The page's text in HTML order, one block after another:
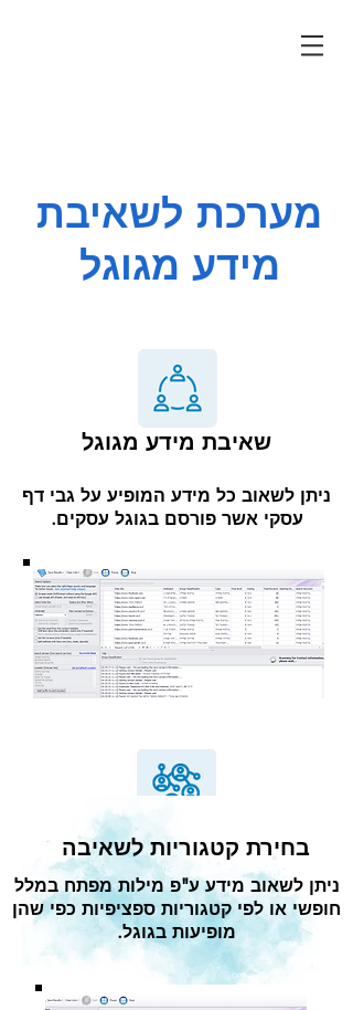
מערכת לשאיבת
מידע מגוגל
שאיבת מידע מגוגל
ניתן לשאוב כל מידע המופיע על גבי דף
עסקי אשר פורסם בגוגל עסקים.
בחירת קטגוריות לשאיבה
ניתן לשאוב מידע ע"פ מילות מפתח במלל
חופשי או לפי קטגוריות ספציפיות כפי שהן
מופיעות בגוגל.